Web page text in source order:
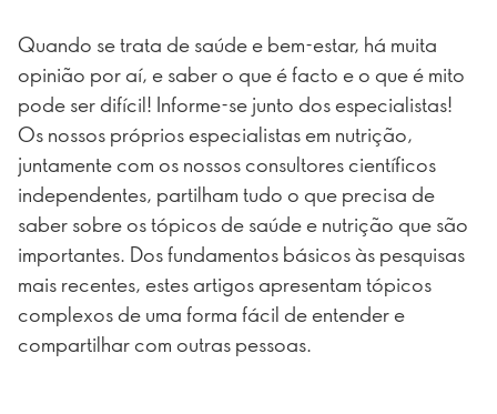
Quando se trata de saúde e bem-estar, há muita
opinião por aí, e saber o que é facto e o que é mito
pode ser difícil! Informe-se junto dos especialistas!
Os nossos próprios especialistas em nutrição,
juntamente com os nossos consultores científicos
independentes, partilham tudo o que precisa de
saber sobre os tópicos de saúde e nutrição que são
importantes. Dos fundamentos básicos às pesquisas
mais recentes, estes artigos apresentam tópicos
complexos de uma forma fácil de entender e
compartilhar com outras pessoas.